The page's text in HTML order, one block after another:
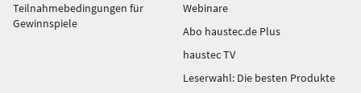
Teilnahmebedingungen für
Gewinnspiele
Webinare
Abo haustec.de Plus
haustec TV
Leserwahl: Die besten Produkte